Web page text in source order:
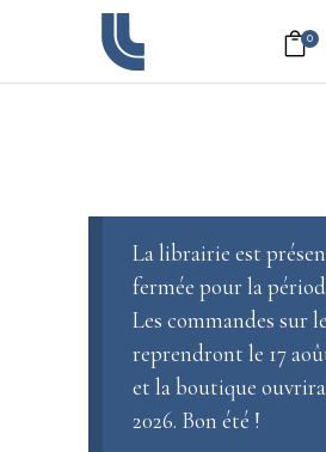
0
La librairie est
fermée pour la
Les commandes sur
reprendront le 17
et la boutique
2026. Bon été !